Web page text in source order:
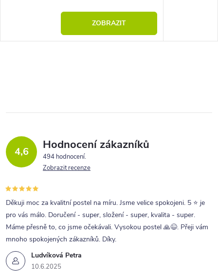
ZOBRAZIT
4,6 Hodnocení zákazníků
494 hodnocení
Zobrazit recenze
Ludvíková Petra
10.6.2025
Děkuji moc za kvalitní postel na míru. Jsme velice spokojeni. 5 ⭐ je
pro vás málo. Doručení - super, složení - super, kvalita - super.
Máme přesně to, co jsme očekávali. Vysokou postel 🙏😉. Přeji vám
mnoho spokojených zákazníků. Díky.